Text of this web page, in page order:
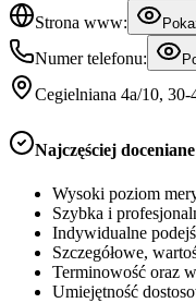
Strona www:
Numer telefonu:
Cegielniana 4a/10,
Najczęściej
Wysoki poziom
Szybka i
Indywidualne
Szczegółowe,
Terminowość oraz
Umiejętność